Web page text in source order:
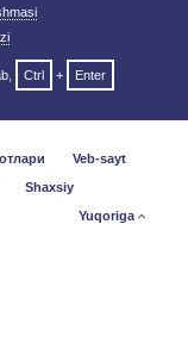
Ctrl +
Enter
Veb-sayt
Shaxsiy
Yuqoriga